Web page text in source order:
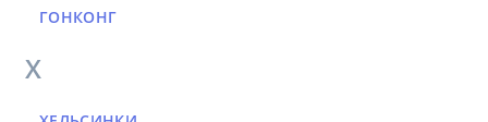
ГОНКОНГ
Х